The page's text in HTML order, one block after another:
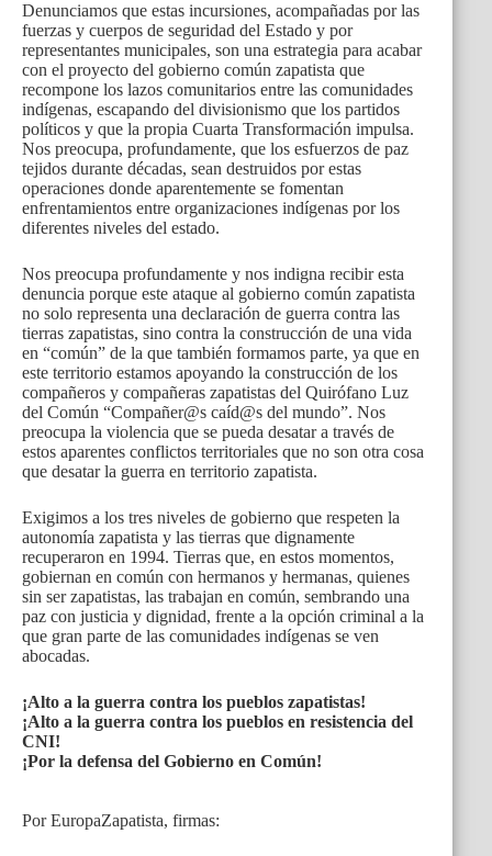
Denunciamos que estas incursiones, acompañadas por las
fuerzas y cuerpos de seguridad del Estado y por
representantes municipales, son una estrategia para acabar
con el proyecto del gobierno común zapatista que
recompone los lazos comunitarios entre las comunidades
indígenas, escapando del divisionismo que los partidos
políticos y que la propia Cuarta Transformación impulsa.
Nos preocupa, profundamente, que los esfuerzos de paz
tejidos durante décadas, sean destruidos por estas
operaciones donde aparentemente se fomentan
enfrentamientos entre organizaciones indígenas por los
diferentes niveles del estado.
Nos preocupa profundamente y nos indigna recibir esta
denuncia porque este ataque al gobierno común zapatista
no solo representa una declaración de guerra contra las
tierras zapatistas, sino contra la construcción de una vida
en “común” de la que también formamos parte, ya que en
este territorio estamos apoyando la construcción de los
compañeros y compañeras zapatistas del Quirófano Luz
del Común “Compañer@s caíd@s del mundo”. Nos
preocupa la violencia que se pueda desatar a través de
estos aparentes conflictos territoriales que no son otra cosa
que desatar la guerra en territorio zapatista.
Exigimos a los tres niveles de gobierno que respeten la
autonomía zapatista y las tierras que dignamente
recuperaron en 1994. Tierras que, en estos momentos,
gobiernan en común con hermanos y hermanas, quienes
sin ser zapatistas, las trabajan en común, sembrando una
paz con justicia y dignidad, frente a la opción criminal a la
que gran parte de las comunidades indígenas se ven
abocadas.
¡Alto a la guerra contra los pueblos zapatistas!
¡Alto a la guerra contra los pueblos en resistencia del
CNI!
¡Por la defensa del Gobierno en Común!
Por EuropaZapatista, firmas: